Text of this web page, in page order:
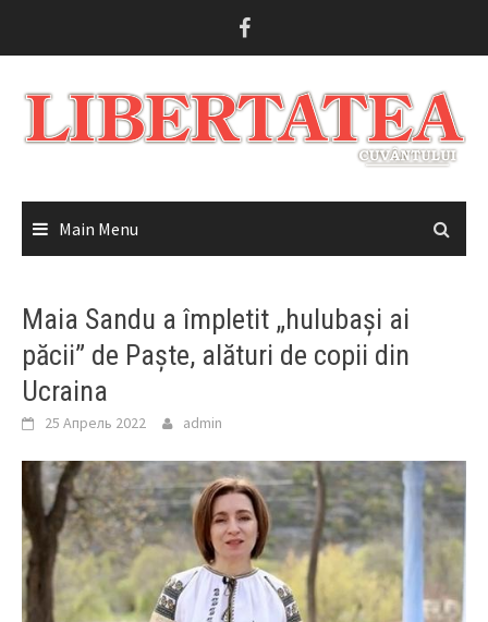
Main Menu
Maia Sandu a împletit „hulubași ai
păcii” de Paște, alături de copii din
Ucraina
25 Апрель 2022 admin